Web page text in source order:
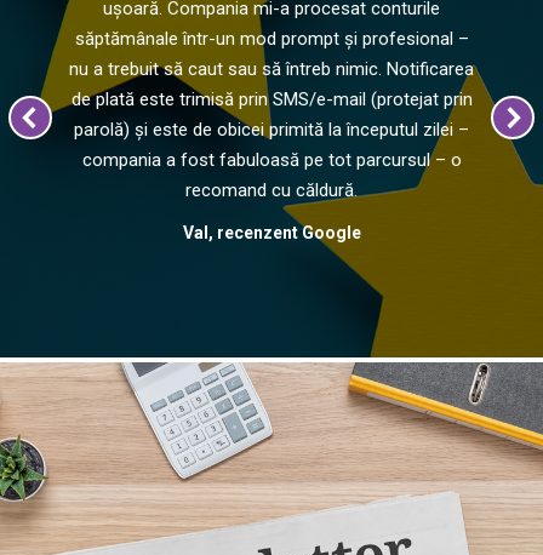
Val, recenzent Google
ușoară. Compania mi-a procesat conturile
săptămânale într-un mod prompt și profesional –
nu a trebuit să caut sau să întreb nimic. Notificarea
de plată este trimisă prin SMS/e-mail (protejat prin
parolă) și este de obicei primită la începutul zilei –
compania a fost fabuloasă pe tot parcursul – o
recomand cu căldură.